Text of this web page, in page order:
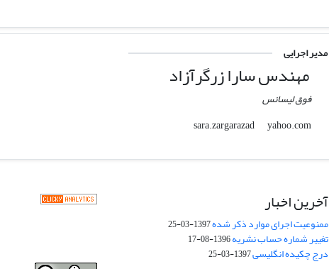
مدیر اجرایی
مهندس سارا زرگرآزاد
فوق لیسانس
sara.zargarazad
yahoo.com
آخرین اخبار
ممنوعیت اجرای موارد ذکر شده1397-03-25
تغییر شماره حساب نشریه1396-08-17
درج چکیده انگلیسی1397-03-25